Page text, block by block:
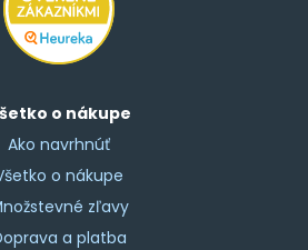
o nákupe
Ako navrhnúť
o nákupe
zľavy
a platba